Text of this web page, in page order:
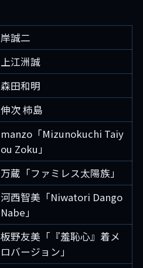
岸誠二
上江洲誠
森田和明
伸次 柿島
manzo「Mizunokuchi Taiy
ou Zoku」
万蔵「ファミレス太陽族」
河西智美「Niwatori Dango
Nabe」
板野友美「『羞恥心』着メ
ロバージョン」